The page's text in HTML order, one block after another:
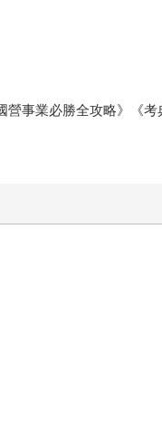
事業必勝全攻略》《